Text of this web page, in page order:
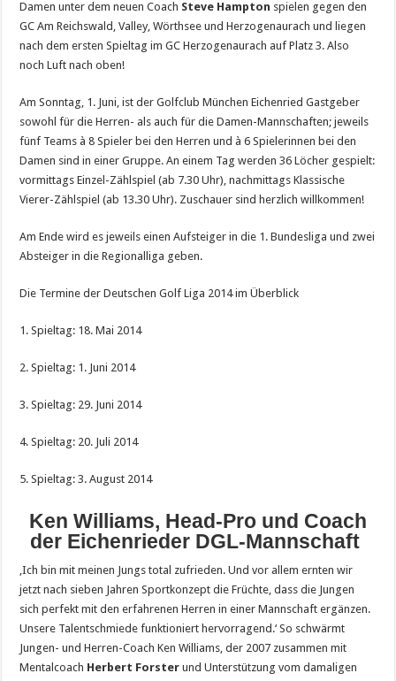
Damen unter dem neuen Coach Steve Hampton spielen gegen den
GC Am Reichswald, Valley, Wörthsee und Herzogenaurach und liegen
nach dem ersten Spieltag im GC Herzogenaurach auf Platz 3. Also
noch Luft nach oben!
Am Sonntag, 1. Juni, ist der Golfclub München Eichenried Gastgeber
sowohl für die Herren- als auch für die Damen-Mannschaften; jeweils
fünf Teams à 8 Spieler bei den Herren und à 6 Spielerinnen bei den
Damen sind in einer Gruppe. An einem Tag werden 36 Löcher gespielt:
vormittags Einzel-Zählspiel (ab 7.30 Uhr), nachmittags Klassische
Vierer-Zählspiel (ab 13.30 Uhr). Zuschauer sind herzlich willkommen!
Am Ende wird es jeweils einen Aufsteiger in die 1. Bundesliga und zwei
Absteiger in die Regionalliga geben.
Die Termine der Deutschen Golf Liga 2014 im Überblick
1. Spieltag: 18. Mai 2014
2. Spieltag: 1. Juni 2014
3. Spieltag: 29. Juni 2014
4. Spieltag: 20. Juli 2014
5. Spieltag: 3. August 2014
Ken Williams, Head-Pro und Coach
der Eichenrieder DGL-Mannschaft
‚Ich bin mit meinen Jungs total zufrieden. Und vor allem ernten wir
jetzt nach sieben Jahren Sportkonzept die Früchte, dass die Jungen
sich perfekt mit den erfahrenen Herren in einer Mannschaft ergänzen.
Unsere Talentschmiede funktioniert hervorragend.‘ So schwärmt
Jungen- und Herren-Coach Ken Williams, der 2007 zusammen mit
Mentalcoach Herbert Forster und Unterstützung vom damaligen